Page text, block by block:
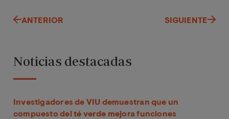
ANTERIOR SIGUIENTE
Noticias destacadas
Investigadores de VIU demuestran que un
compuesto del té verde mejora funciones